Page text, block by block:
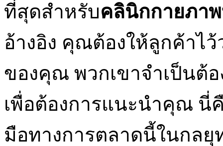
ที่สุดสำหรับคลินิกกายภา
อ้างอิง คุณต้องให้ลูกค้าไ
ของคุณ พวกเขาจำเป็น
เพื่อต้องการแนะนำคุณ นี่
มือทางการตลาดนี้ในกล